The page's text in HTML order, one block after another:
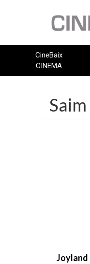
CineBaix
CINEMA
Joyland